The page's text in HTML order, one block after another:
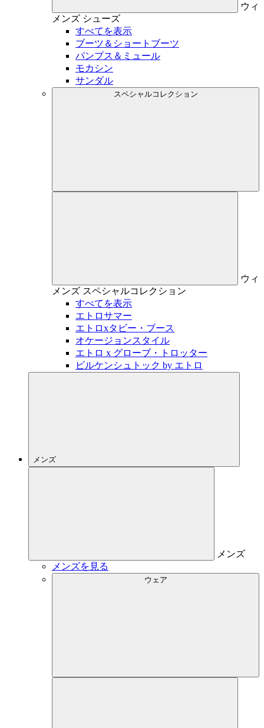
ウィ
メンズ シューズ
すべてを表示
ブーツ＆ショートブーツ
パンプス＆ミュール
モカシン
サンダル
スペシャルコレクション
ウィ
メンズ スペシャルコレクション
すべてを表示
エトロサマー
エトロxタビー・ブース
オケージョンスタイル
エトロ x グローブ・トロッター
ビルケンシュトック by エトロ
メンズ
メンズ
メンズを見る
ウェア